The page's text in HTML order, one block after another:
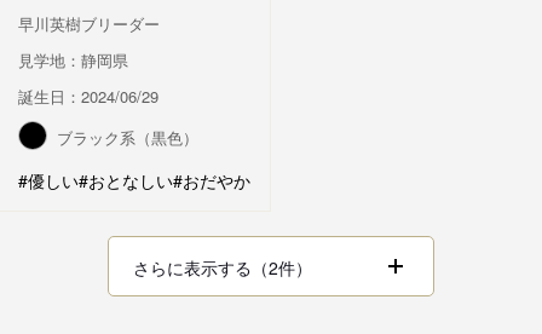
早川英樹ブリーダー
見学地：静岡県
誕生日：2024/06/29
ブラック系（黒色）
#優しい#おとなしい#おだやか
さらに表示する（2件）